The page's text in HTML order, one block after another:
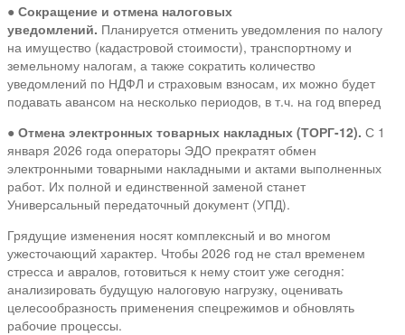
● Сокращение и отмена налоговых
уведомлений. Планируется отменить уведомления по налогу
на имущество (кадастровой стоимости), транспортному и
земельному налогам, а также сократить количество
уведомлений по НДФЛ и страховым взносам, их можно будет
подавать авансом на несколько периодов, в т.ч. на год вперед
● Отмена электронных товарных накладных (ТОРГ-12). С 1
января 2026 года операторы ЭДО прекратят обмен
электронными товарными накладными и актами выполненных
работ. Их полной и единственной заменой станет
Универсальный передаточный документ (УПД).
Грядущие изменения носят комплексный и во многом
ужесточающий характер. Чтобы 2026 год не стал временем
стресса и авралов, готовиться к нему стоит уже сегодня:
анализировать будущую налоговую нагрузку, оценивать
целесообразность применения спецрежимов и обновлять
рабочие процессы.